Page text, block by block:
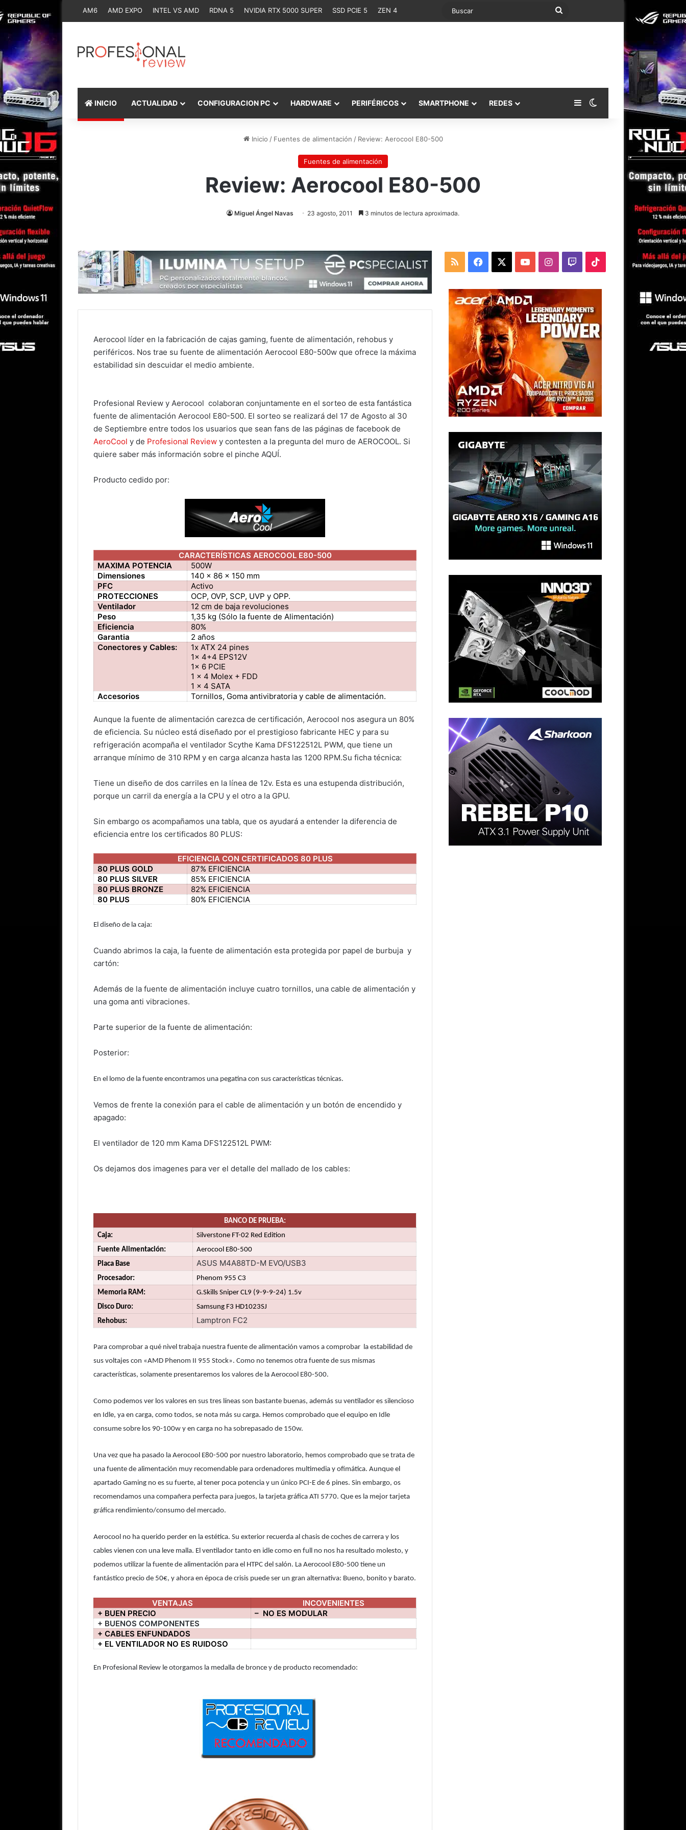
AM6 AMD EXPO INTEL VS AMD RDNA 5 NVIDIA RTX 5000 SUPER SSD PCIE 5 ZEN 4 Buscar
INICIO ACTUALIDAD CONFIGURACION PC HARDWARE PERIFÉRICOS SMARTPHONE REDES Barra lateral
Switch skin
Inicio / Fuentes de alimentación / Review: Aerocool E80-500
Fuentes de alimentación
Review: Aerocool E80-500
Miguel Ángel Navas 23 agosto, 2011 3 minutos de lectura aproximada.
Aerocool líder en la fabricación de cajas gaming, fuente de alimentación, rehobus y
periféricos. Nos trae su fuente de alimentación Aerocool E80-500w que ofrece la máxima
estabilidad sin descuidar el medio ambiente.
Profesional Review y Aerocool colaboran conjuntamente en el sorteo de esta fantástica
fuente de alimentación Aerocool E80-500. El sorteo se realizará del 17 de Agosto al 30
de Septiembre entre todos los usuarios que sean fans de las páginas de facebook de
AeroCool y de Profesional Review y contesten a la pregunta del muro de AEROCOOL. Si
quiere saber más información sobre el pinche AQUÍ.
Producto cedido por:
CARACTERÍSTICAS AEROCOOL E80-500
MAXIMA POTENCIA
500W
Dimensiones
140 x 86 x 150 mm
PFC
Activo
PROTECCIONES
OCP, OVP, SCP, UVP y OPP.
Ventilador
12 cm de baja revoluciones
Peso
1,35 kg (Sólo la fuente de Alimentación)
Eficiencia
80%
Garantia
2 años
Conectores y Cables:
1x ATX 24 pines
1x 4+4 EPS12V
1x 6 PCIE
1 x 4 Molex + FDD
1 x 4 SATA
Accesorios
Tornillos, Goma antivibratoria y cable de alimentación.
Aunque la fuente de alimentación carezca de certificación, Aerocool nos asegura un 80%
de eficiencia. Su núcleo está diseñado por el prestigioso fabricante HEC y para su
refrigeración acompaña el ventilador Scythe Kama DFS122512L PWM, que tiene un
arranque mínimo de 310 RPM y en carga alcanza hasta las 1200 RPM.Su ficha técnica:
Tiene un diseño de dos carriles en la línea de 12v. Esta es una estupenda distribución,
porque un carril da energía a la CPU y el otro a la GPU.
Sin embargo os acompañamos una tabla, que os ayudará a entender la diferencia de
eficiencia entre los certificados 80 PLUS:
EFICIENCIA CON CERTIFICADOS 80 PLUS
80 PLUS GOLD
87% EFICIENCIA
80 PLUS SILVER
85% EFICIENCIA
80 PLUS BRONZE
82% EFICIENCIA
80 PLUS
80% EFICIENCIA
El diseño de la caja:
Cuando abrimos la caja, la fuente de alimentación esta protegida por papel de burbuja y
cartón:
Además de la fuente de alimentación incluye cuatro tornillos, una cable de alimentación y
una goma anti vibraciones.
Parte superior de la fuente de alimentación:
Posterior:
En el lomo de la fuente encontramos una pegatina con sus características técnicas.
Vemos de frente la conexión para el cable de alimentación y un botón de encendido y
apagado:
El ventilador de 120 mm Kama DFS122512L PWM:
Os dejamos dos imagenes para ver el detalle del mallado de los cables:
BANCO DE PRUEBA:
Caja:
Silverstone FT-02 Red Edition
Fuente Alimentación:
Aerocool E80-500
Placa Base
ASUS M4A88TD-M EVO/USB3
Procesador:
Phenom 955 C3
Memoria RAM:
G.Skills Sniper CL9 (9-9-9-24) 1.5v
Disco Duro:
Samsung F3 HD1023SJ
Rehobus:
Lamptron FC2
Para comprobar a qué nivel trabaja nuestra fuente de alimentación vamos a comprobar la estabilidad de
sus voltajes con «AMD Phenom II 955 Stock». Como no tenemos otra fuente de sus mismas
características, solamente presentaremos los valores de la Aerocool E80-500.
Como podemos ver los valores en sus tres líneas son bastante buenas, además su ventilador es silencioso
en Idle, ya en carga, como todos, se nota más su carga. Hemos comprobado que el equipo en Idle
consume sobre los 90-100w y en carga no ha sobrepasado de 150w.
Una vez que ha pasado la Aerocool E80-500 por nuestro laboratorio, hemos comprobado que se trata de
una fuente de alimentación muy recomendable para ordenadores multimedia y ofimática. Aunque el
apartado Gaming no es su fuerte, al tener poca potencia y un único PCI-E de 6 pines. Sin embargo, os
recomendamos una compañera perfecta para juegos, la tarjeta gráfica ATI 5770. Que es la mejor tarjeta
gráfica rendimiento/consumo del mercado.
Aerocool no ha querido perder en la estética. Su exterior recuerda al chasis de coches de carrera y los
cables vienen con una leve malla. El ventilador tanto en idle como en full no nos ha resultado molesto, y
podemos utilizar la fuente de alimentación para el HTPC del salón. La Aerocool E80-500 tiene un
fantástico precio de 50€, y ahora en época de crisis puede ser un gran alternativa: Bueno, bonito y barato.
VENTAJAS
INCOVENIENTES
+ BUEN PRECIO
– NO ES MODULAR
+ BUENOS COMPONENTES
+ CABLES ENFUNDADOS
+ EL VENTILADOR NO ES RUIDOSO
En Profesional Review le otorgamos la medalla de bronce y de producto recomendado:
RSS Facebook YouTubeInstagram
TwitchTikTok